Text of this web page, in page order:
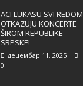
ACI LUKASU SVI REDOM
OTKAZUJU KONCERTE
ŠIROM REPUBLIKE
SRPSKE!
децембар 11, 2025
0